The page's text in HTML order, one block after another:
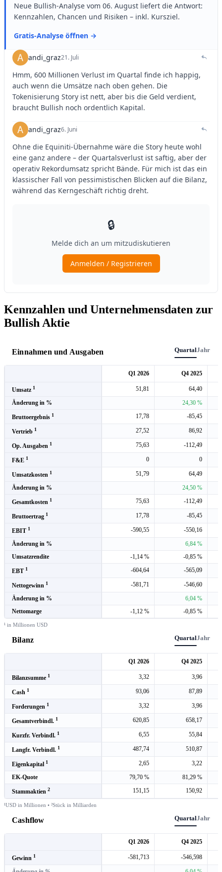
Kennzahlen und Unternehmensdaten zur
Bullish Aktie
Einnahmen und Ausgaben QuartalJahr
Q1 2026 Q4 2025
Umsatz 1 51,81
64,40
Änderung in %
24,30 %
Bruttoergebnis 1 17,78 -85,45
Vertrieb 1 27,52 86,92
Op. Ausgaben 1 75,63 -112,49
F&E 1 0 0
Umsatzkosten 1 51,79
64,49
Änderung in %
24,50 %
Gesamtkosten 1 75,63 -112,49
Bruttoertrag 1 17,78 -85,45
EBIT 1 -590,55
-550,16
Änderung in %
6,84 %
Umsatzrendite
-1,14 % -0,85 %
EBT 1 -604,64 -565,09
Nettogewinn 1 -581,71
-546,60
Änderung in %
6,04 %
Nettomarge
-1,12 % -0,85 %
¹ in Millionen USD
Bilanz QuartalJahr
Q1 2026 Q4 2025
Bilanzsumme 1 3,32 3,96
Cash 1 93,06 87,89
Forderungen 1 3,32 3,96
Gesamtverbindl. 1 620,85 658,17
Kurzfr. Verbindl. 1 6,55 55,84
Langfr. Verbindl. 1 487,74 510,87
Eigenkapital 1 2,65
3,22
EK-Quote
79,70 % 81,29 %
Stammaktien 2 151,15 150,92
¹USD in Millionen • ²Stück in Milliarden
Cashflow QuartalJahr
Q1 2026 Q4 2025
Gewinn 1 -581,713 -546,598